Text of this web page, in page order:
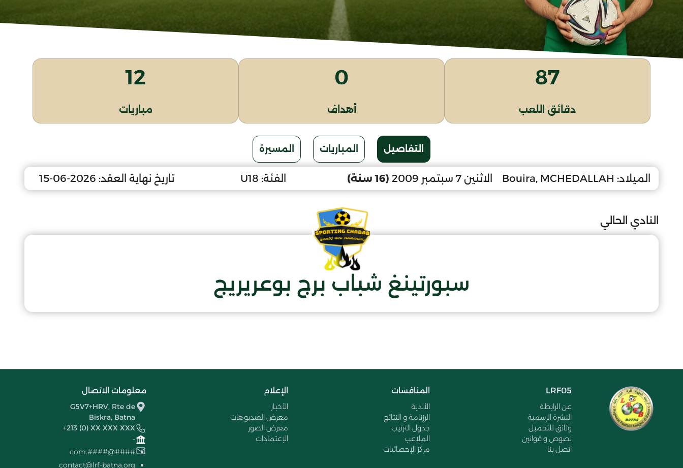
87
دقائق اللعب
0
أهداف
12
مباريات
التفاصيل المباريات المسيرة
الميلاد: Bouira, MCHEDALLAH الاثنين 7 سبتمبر 2009 (16 سنة) الفئة: U18 تاريخ نهاية العقد: 2026-06-15
النادي الحالي
سبورتينغ شباب برج بوعريريج
LRF05
عن الرابطة
النشرة الرسمية
وثائق للتحميل
نصوص و قوانين
اتصل بنا
المنافسات
الأندية
الرزنامة و النتائج
جدول الترتيب
الملاعب
مركز الإحصائيات
الإعلام
الأخبار
معرض الفيديوهات
معرض الصور
الإعتمادات
معلومات الاتصال
G5V7+HRV, Rte de
Biskra, Batna
+213 (0) XX XXX XXX
-
####@####.com
contact@lrf-batna.org